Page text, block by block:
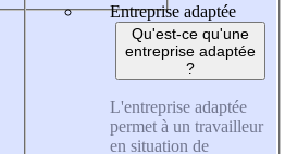
Entreprise adaptée
Qu'est-ce qu'une
entreprise adaptée
?
L'entreprise adaptée
permet à un travailleur
en situation de